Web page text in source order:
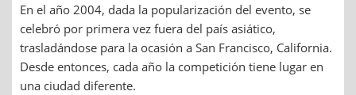
En el año 2004, dada la popularización del evento, se
celebró por primera vez fuera del país asiático,
trasladándose para la ocasión a San Francisco, California.
Desde entonces, cada año la competición tiene lugar en
una ciudad diferente.